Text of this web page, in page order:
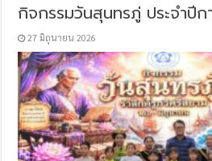
กิจกรรมวันสุนทรภู่ ประจำปี
27 มิถุนายน 2026